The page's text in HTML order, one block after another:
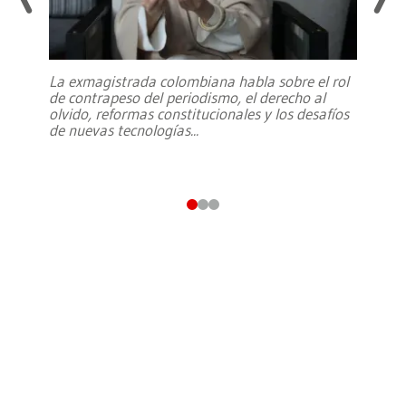
La exmagistrada colombiana habla sobre el rol
de contrapeso del periodismo, el derecho al
olvido, reformas constitucionales y los desafíos
de nuevas tecnologías...